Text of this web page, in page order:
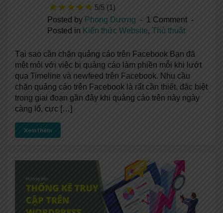
5/5 (1)
Posted by Phong Dương
1 Comment
Posted in Kiến thức Website, Thủ thuật
Tại sao cần chặn quảng cáo trên Facebook Bạn đã
mệt mỏi với việc bị quảng cáo làm phiền mỗi khi lướt
qua Timeline và newfeed trên Facebook. Nhu cầu
chặn quảng cáo trên Facebook là rất cần thiết, đặc biệt
trong giai đoạn gần đây khi quảng cáo trên này ngày
càng lố, cực […]
Xem thêm